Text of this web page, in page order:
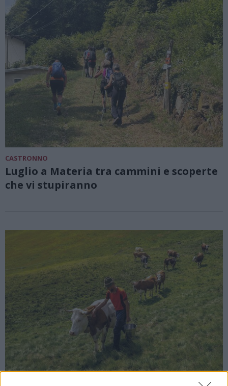
CASTRONNO
Luglio a Materia tra cammini e scoperte
che vi stupiranno